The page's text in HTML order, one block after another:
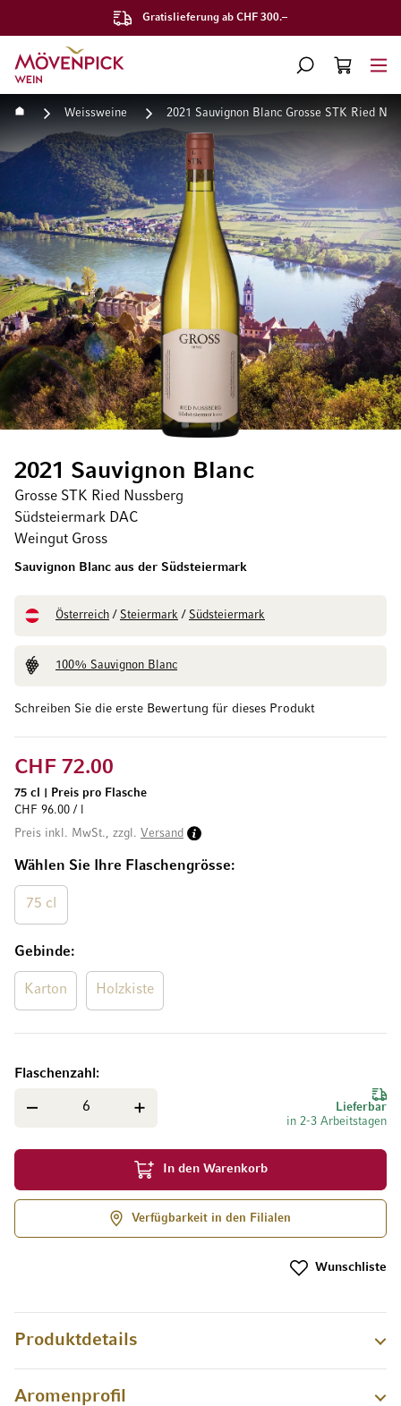
Gratislieferung ab CHF 300.–
Zur Startseite
SUCHE
WARENKORB
Startseite Weissweine 2021 Sauvignon Blanc Grosse STK Ried
Schreiben Sie die erste Bewertung für dieses Produkt
2021 Sauvignon Blanc
Grosse STK Ried Nussberg
Südsteiermark DAC
Weingut Gross
Sauvignon Blanc aus der Südsteiermark
Österreich / Steiermark / Südsteiermark
100% Sauvignon Blanc
Wählen Sie Ihre Flaschengrösse
75 cl
Gebinde
Karton Holzkiste
CHF 72.00
75 cl
Preis pro Flasche
CHF 96.00 / l
Preis inkl. MwSt., zzgl. Versand
Lieferbar
in 2-3 Arbeitstagen
Flaschenzahl
In den Warenkorb
Verfügbarkeit in den Filialen
Wunschliste
Zum Ende der Bildgalerie springen
Produktdetails
Aromenprofil